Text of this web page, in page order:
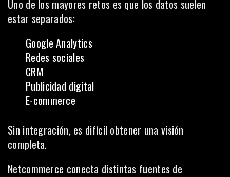
Uno de los mayores retos es que los datos suelen
estar separados:
Google Analytics
Redes sociales
CRM
Publicidad digital
E-commerce
Sin integración, es difícil obtener una visión
completa.
Netcommerce conecta distintas fuentes de